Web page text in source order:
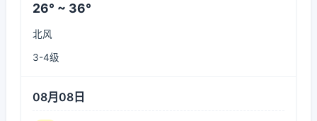
26° ~ 36°
北风
3-4级
08月08日